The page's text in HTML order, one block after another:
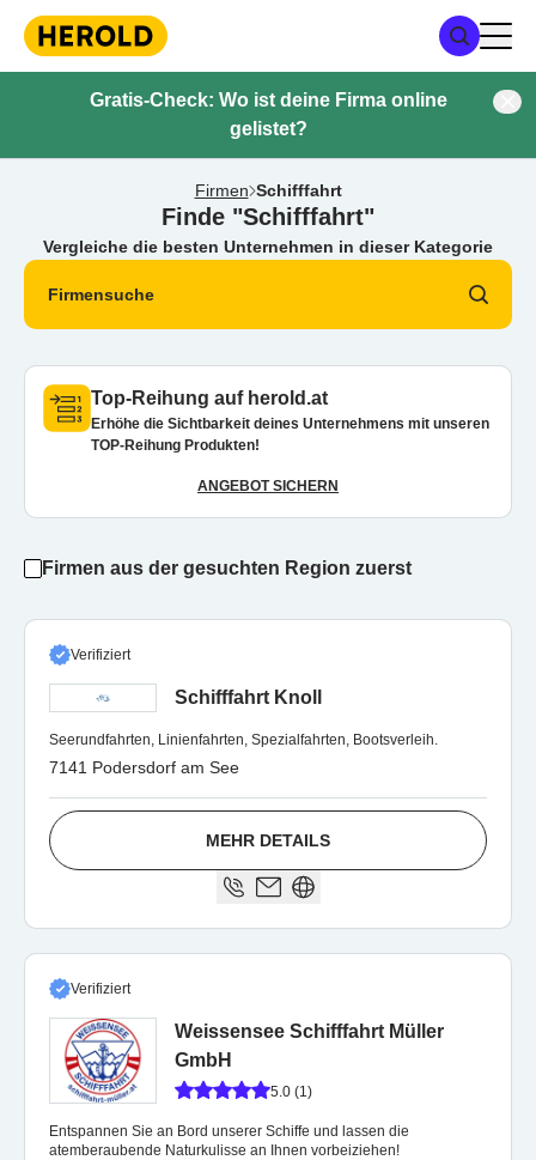
Gratis-Check: Wo ist deine Firma online
gelistet?
Firmen Schifffahrt
Finde "Schifffahrt"
Vergleiche die besten Unternehmen in dieser Kategorie
Firmensuche
Top-Reihung auf herold.at
Erhöhe die Sichtbarkeit deines Unternehmens mit unseren
TOP-Reihung Produkten!
ANGEBOT SICHERN
Firmen aus der gesuchten Region zuerst
Verifiziert
Schifffahrt Knoll
Seerundfahrten, Linienfahrten, Spezialfahrten, Bootsverleih.
7141 Podersdorf am See
MEHR DETAILS
Verifiziert
Weissensee Schifffahrt Müller
GmbH
5.0 (1)
Entspannen Sie an Bord unserer Schiffe und lassen die
atemberaubende Naturkulisse an Ihnen vorbeiziehen!